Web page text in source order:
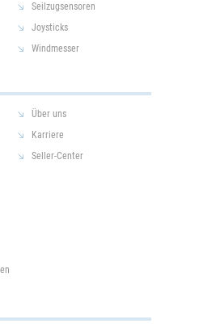
Seilzugsensoren
Joysticks
Windmesser
Über uns
Karriere
Seller-Center